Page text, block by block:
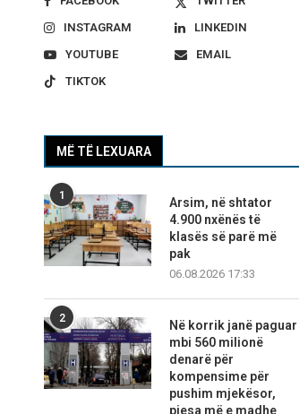
INSTAGRAM
LINKEDIN
YOUTUBE
EMAIL
TIKTOK
MË TË LEXUARA
1
Arsim, në shtator
4.900 nxënës të
klasës së parë më
pak
06.08.2026 17:33
2
Në korrik janë paguar
mbi 560 milionë
denarë për
kompensime për
pushim mjekësor,
pjesa më e madhe